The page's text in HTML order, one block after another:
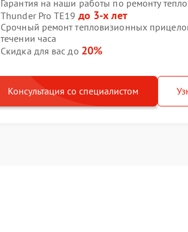
Гарантия на наши работы по ремонту
Thunder Pro TE19 до 3-х лет
Срочный ремонт тепловизионных
течении часа
Скидка для вас до 20%
Консультация со специалистом